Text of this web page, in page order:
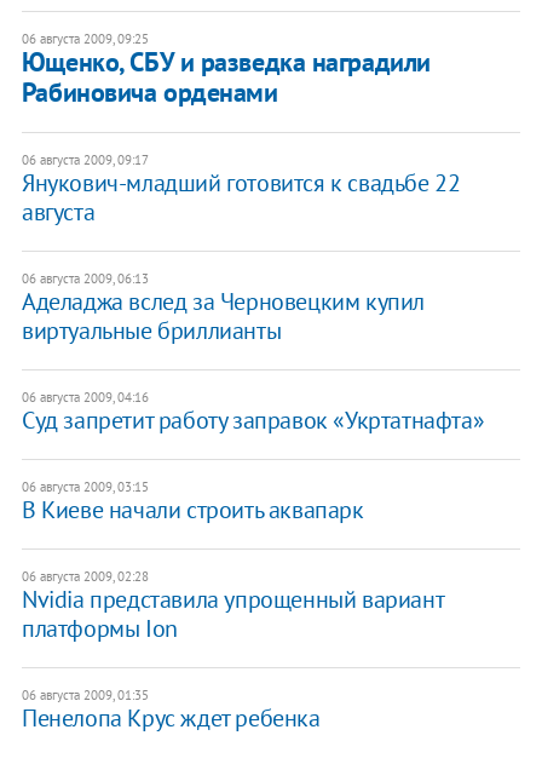
06 августа 2009, 09:25
Ющенко, СБУ и разведка наградили
Рабиновича орденами
06 августа 2009, 09:17
Янукович-младший готовится к свадьбе 22
августа
06 августа 2009, 06:13
Аделаджа вслед за Черновецким купил
виртуальные бриллианты
06 августа 2009, 04:16
Суд запретит работу заправок «Укртатнафта»
06 августа 2009, 03:15
В Киеве начали строить аквапарк
06 августа 2009, 02:28
Nvidia представила упрощенный вариант
платформы Ion
06 августа 2009, 01:35
Пенелопа Крус ждет ребенка